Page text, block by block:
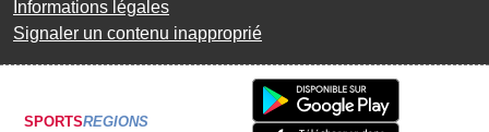
Informations légales
Signaler un contenu inapproprié
SPORTSREGIONS